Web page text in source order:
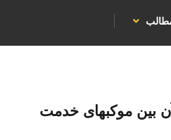
بین موکبهای خدمت